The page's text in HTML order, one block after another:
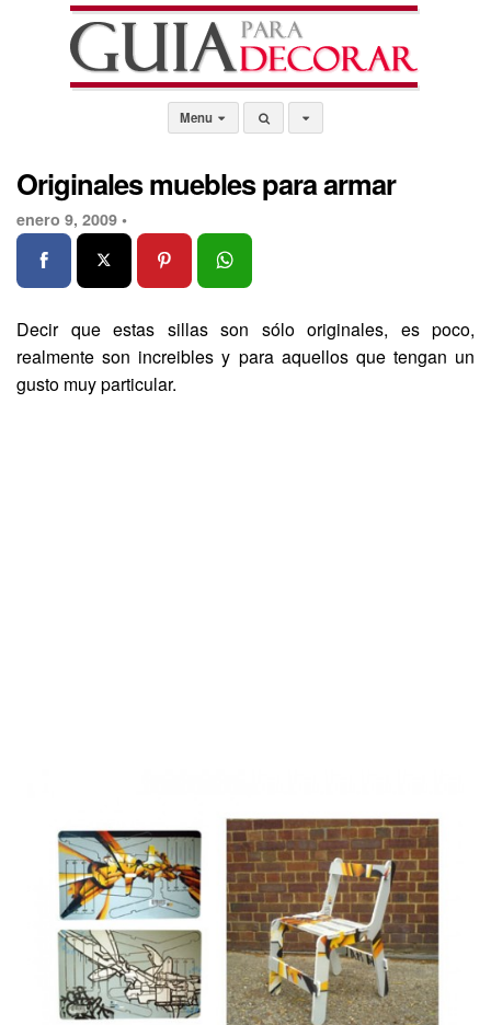
Menu
Originales muebles para armar
enero 9, 2009 •
Decir que estas sillas son sólo originales, es poco,
realmente son increibles y para aquellos que tengan un
gusto muy particular.